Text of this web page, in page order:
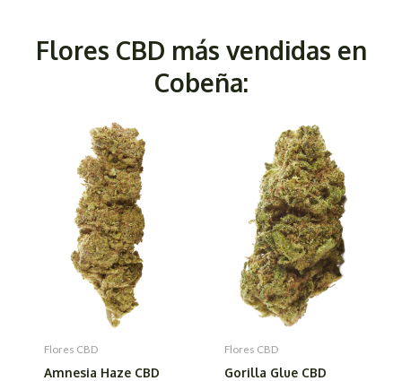
Flores CBD más vendidas en
Cobeña:
Flores CBD
Amnesia Haze CBD
Flores CBD
Gorilla Glue CBD